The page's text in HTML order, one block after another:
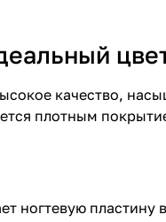
качество,
плотным
ногтевую пластину